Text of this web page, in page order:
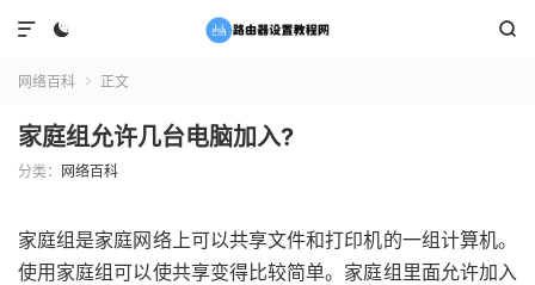
 

网络百科  正文
家庭组允许几台电脑加入?
分类： 网络百科
家庭组是家庭网络上可以共享文件和打印机的一组计算机。
使用家庭组可以使共享变得比较简单。家庭组里面允许加入